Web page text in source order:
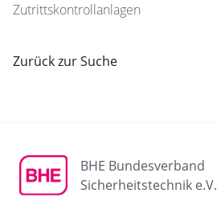
Zutrittskontrollanlagen
Zurück zur Suche
BHE Bundesverband
Sicherheitstechnik e.V.